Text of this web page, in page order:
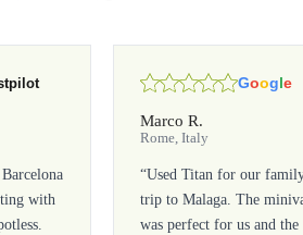
with
Google
Marco R.
Rome, Italy
“Used Titan for our
trip to Malaga. The
was perfect for us and the